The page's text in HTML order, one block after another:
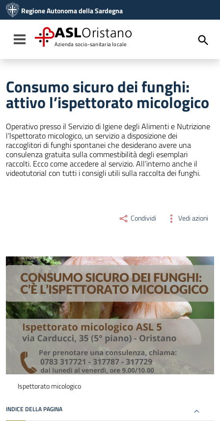
Vai al menu di navigazione
Vai al footer
Regione Autonoma della Sardegna
Toggle navigation
ASLOristano
Azienda socio-sanitaria locale
Consumo sicuro dei funghi:
attivo l’ispettorato micologico
Operativo presso il Servizio di Igiene degli Alimenti e Nutrizione
l’Ispettorato micologico, un servizio a disposizione dei
raccoglitori di funghi spontanei che desiderano avere una
consulenza gratuita sulla commestibilità degli esemplari
raccolti. Ecco come accedere al servizio. All’interno anche il
videotutorial con tutti i consigli utili sulla raccolta dei funghi.
Condividi Vedi azioni
Ispettorato micologico
INDICE DELLA PAGINA